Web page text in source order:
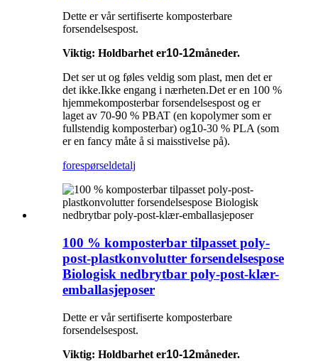
Dette er vår sertifiserte komposterbare
forsendelsespost.
Viktig: Holdbarhet er10-12måneder.
Det ser ut og føles veldig som plast, men det er
det ikke.Ikke engang i nærheten.Det er en 100 %
hjemmekomposterbar forsendelsespost og er
laget av 70-90 % PBAT (en kopolymer som er
fullstendig komposterbar) og10-30 % PLA (som
er en fancy måte å si maisstivelse på).
forespørseldetalj
100 % komposterbar tilpasset poly-
post-plastkonvolutter forsendelsespose
Biologisk nedbrytbar poly-post-klær-
emballasjeposer
Dette er vår sertifiserte komposterbare
forsendelsespost.
Viktig: Holdbarhet er10-12måneder.